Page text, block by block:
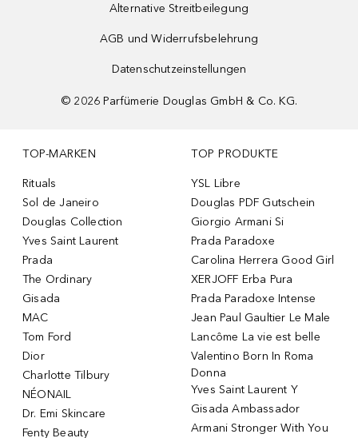
Alternative Streitbeilegung
AGB und Widerrufsbelehrung
Datenschutzeinstellungen
© 2026 Parfümerie Douglas GmbH & Co. KG.
TOP-MARKEN
Rituals
Sol de Janeiro
Douglas Collection
Yves Saint Laurent
Prada
The Ordinary
Gisada
MAC
Tom Ford
Dior
Charlotte Tilbury
NÉONAIL
Dr. Emi Skincare
Fenty Beauty
TOP PRODUKTE
YSL Libre
Douglas PDF Gutschein
Giorgio Armani Si
Prada Paradoxe
Carolina Herrera Good Girl
XERJOFF Erba Pura
Prada Paradoxe Intense
Jean Paul Gaultier Le Male
Lancôme La vie est belle
Valentino Born In Roma
Donna
Yves Saint Laurent Y
Gisada Ambassador
Armani Stronger With You